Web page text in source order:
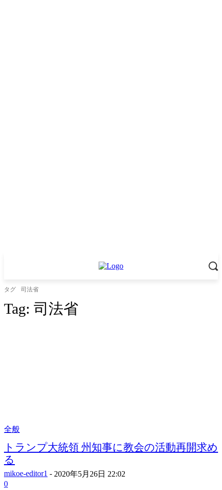
タグ 司法省
Tag: 司法省
全般
トランプ大統領 州知事に教会の活動再開求め
る
mikoe-editor1 - 2020年5月26日 22:02
0